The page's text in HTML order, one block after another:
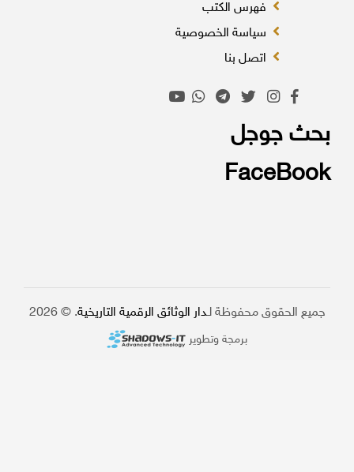
فهرس الكتب
سياسة الخصوصية
اتصل بنا
بحث جوجل
FaceBook
جميع الحقوق محفوظة لـ دار الوثائق الرقمية التاريخية. © 2026
برمجة وتطوير